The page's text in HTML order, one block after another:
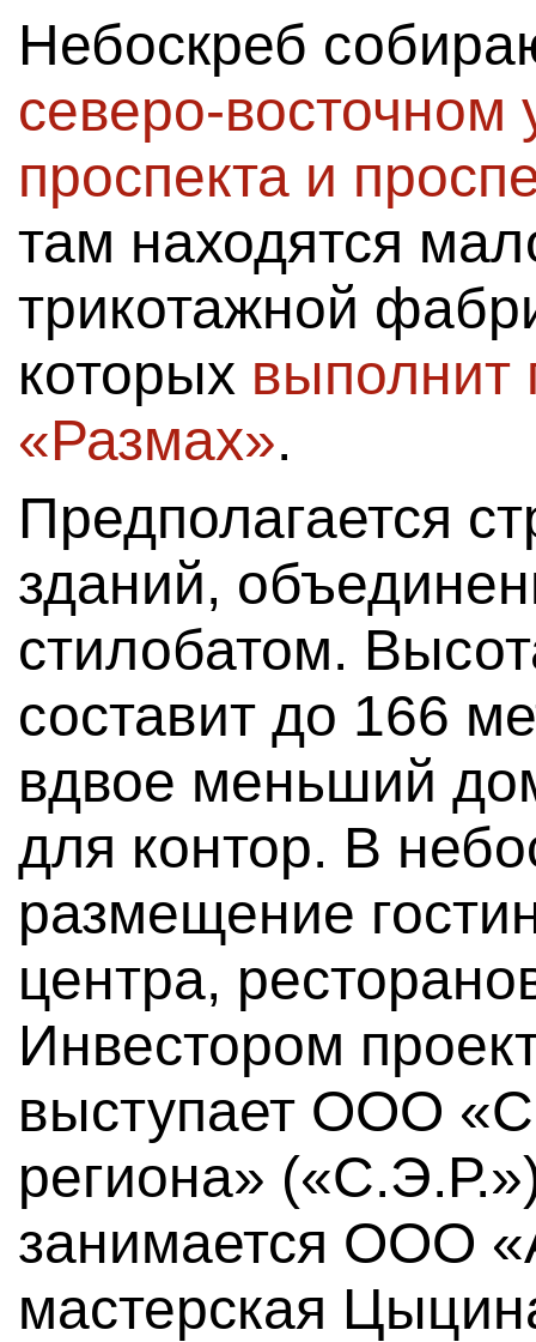
Небоскреб
северо-восточном
проспекта и
там находятся
трикотажной
которых выполнит
«Размах».
Предполагается
зданий,
стилобатом.
составит до 166
вдвое меньший
для контор. В
размещение
центра,
Инвестором
выступает ООО
региона»
занимается ООО
мастерская